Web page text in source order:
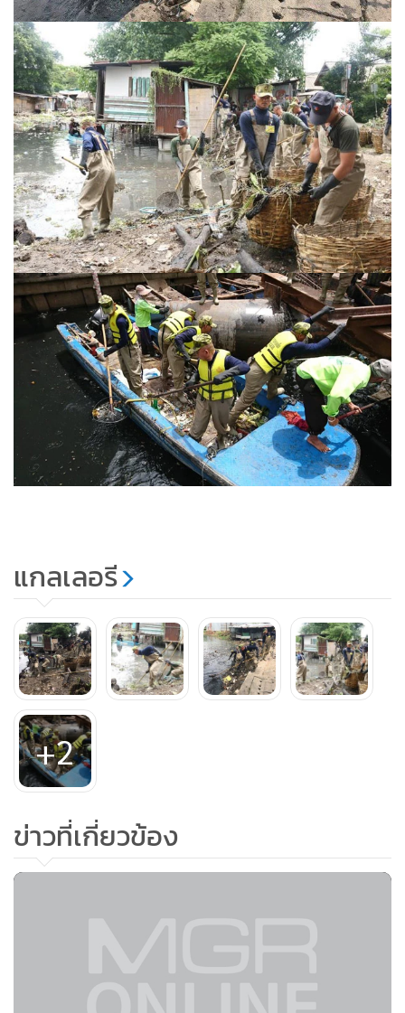
แกลเลอรี
+2
ข่าวที่เกี่ยวข้อง